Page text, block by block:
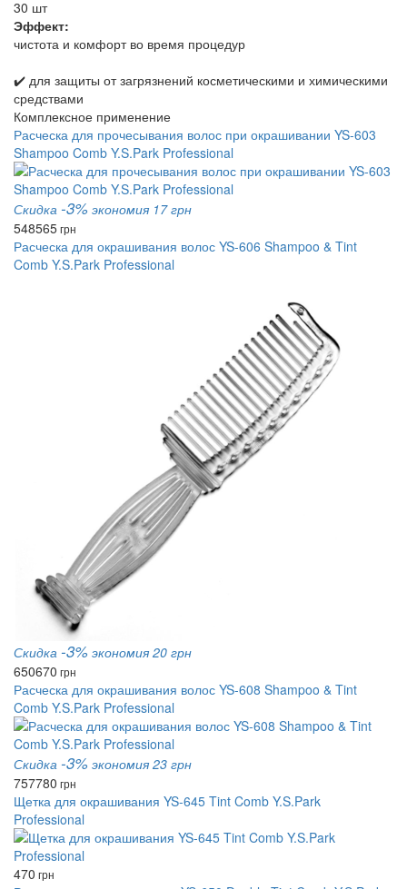
30 шт
Эффект:
чистота и комфорт во время процедур
✔️ для защиты от загрязнений косметическими и химическими
средствами
Комплексное применение
Расческа для прочесывания волос при окрашивании YS-603
Shampoo Comb Y.S.Park Professional
Скидка -3% экономия 17 грн
548565грн
Расческа для окрашивания волос YS-606 Shampoo & Tint
Comb Y.S.Park Professional
Скидка -3% экономия 20 грн
650670 грн
Расческа для окрашивания волос YS-608 Shampoo & Tint
Comb Y.S.Park Professional
Скидка -3% экономия 23 грн
757780 грн
Щетка для окрашивания YS-645 Tint Comb Y.S.Park
Professional
470 грн